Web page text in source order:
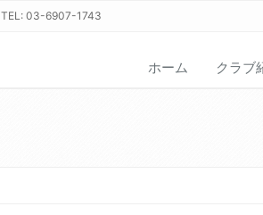
TEL: 03-6907-1743
ホーム クラブ